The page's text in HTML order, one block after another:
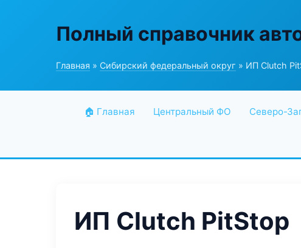
Полный справочник
Главная » Сибирский федеральный округ » ИП Clutch
🏠 Главная Центральный ФО Северо-
ИП Clutch PitStop